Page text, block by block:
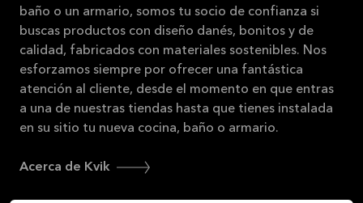
válida hasta
31/08/2026
más
baño o un armario, somos tu socio de confianza si
buscas productos con diseño danés, bonitos y de
calidad, fabricados con materiales sostenibles. Nos
esforzamos siempre por ofrecer una fantástica
atención al cliente, desde el momento en que entras
a una de nuestras tiendas hasta que tienes instalada
en su sitio tu nueva cocina, baño o armario.
Acerca de Kvik